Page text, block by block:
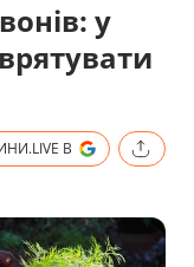
у
В